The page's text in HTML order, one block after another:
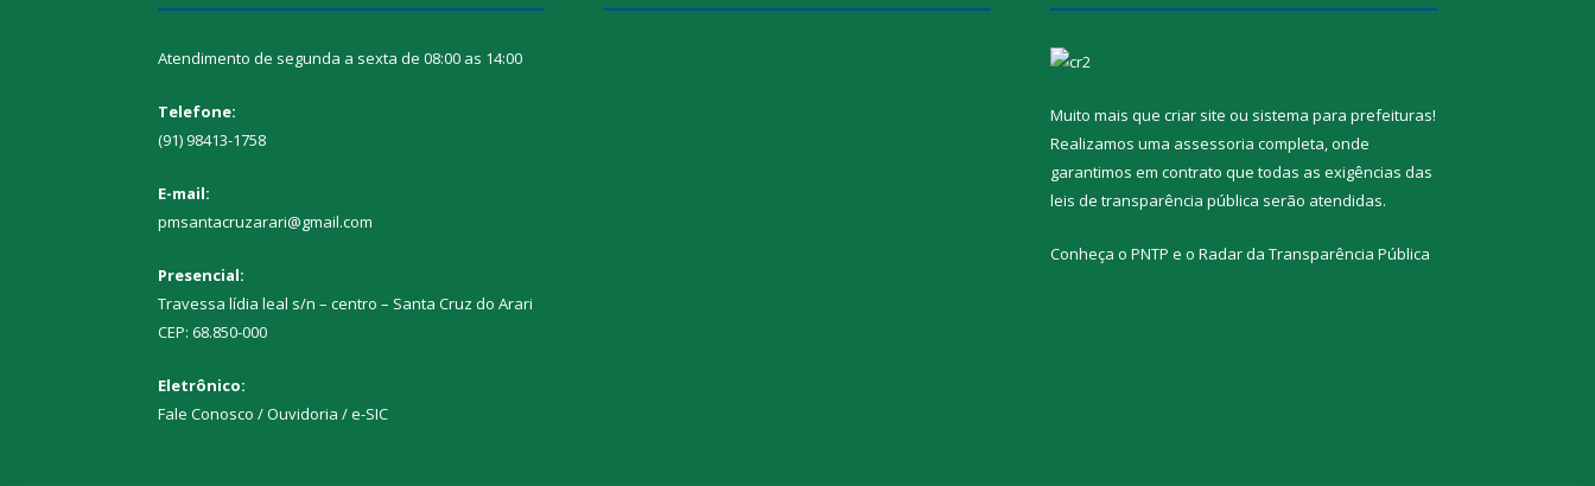
Atendimento de segunda a sexta de 08:00 as 14:00
Telefone:
(91) 98413-1758
E-mail:
pmsantacruzarari@gmail.com
Presencial:
Travessa lídia leal s/n – centro – Santa Cruz do Arari
CEP: 68.850-000
Eletrônico:
Fale Conosco / Ouvidoria / e-SIC
Muito mais que criar site ou sistema para prefeituras!
Realizamos uma assessoria completa, onde
garantimos em contrato que todas as exigências das
leis de transparência pública serão atendidas.
Conheça o PNTP e o Radar da Transparência Pública